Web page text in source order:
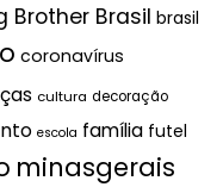
Brother Brasil brasil
coronavírus
cultura decoração
escola família futel
minasgerais